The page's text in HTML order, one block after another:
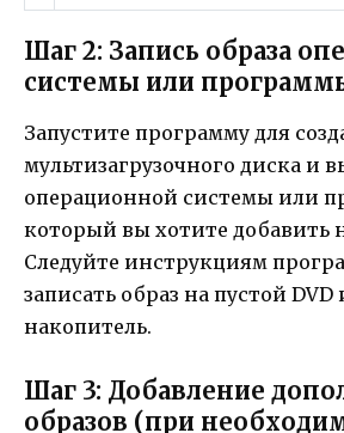
Шаг 2: Запись образа
системы или
Запустите программу для
мультизагрузочного диска и
операционной системы или
который вы хотите добавить
Следуйте инструкциям
записать образ на пустой DVD
накопитель.
Шаг 3: Добавление
образов (при